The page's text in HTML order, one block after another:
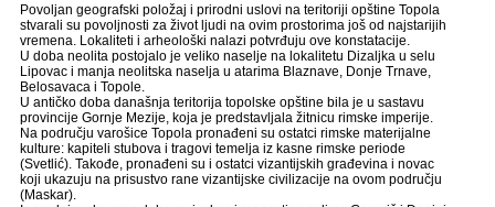
Povoljan geografski položaj i prirodni uslovi na teritoriji opštine Topola
stvarali su povoljnosti za život ljudi na ovim prostorima još od najstarijih
vremena. Lokaliteti i arheološki nalazi potvrđuju ove konstatacije.
U doba neolita postojalo je veliko naselje na lokalitetu Dizaljka u selu
Lipovac i manja neolitska naselja u atarima Blaznave, Donje Trnave,
Belosavaca i Topole.
U antičko doba današnja teritorija topolske opštine bila je u sastavu
provincije Gornje Mezije, koja je predstavljala žitnicu rimske imperije.
Na području varošice Topola pronađeni su ostatci rimske materijalne
kulture: kapiteli stubova i tragovi temelja iz kasne rimske periode
(Svetlić). Takođe, pronađeni su i ostatci vizantijskih građevina i novac
koji ukazuju na prisustvo rane vizantijske civilizacije na ovom području
(Maskar).